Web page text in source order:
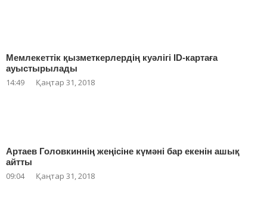
Мемлекеттік қызметкерлердің куәлігі ID-картаға
ауыстырылады
14:49 Қаңтар 31, 2018
Артаев Головкиннің жеңісіне күмәні бар екенін ашық
айтты
09:04 Қаңтар 31, 2018